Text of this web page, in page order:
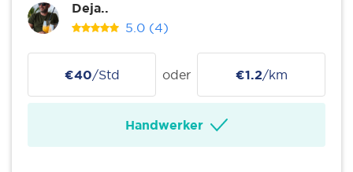
Deja..
5.0 (4)
€40/Std oder €1.2/km
Handwerker